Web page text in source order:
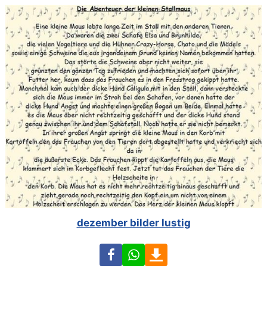
dezember bilder lustig
FacebookWhatsApp